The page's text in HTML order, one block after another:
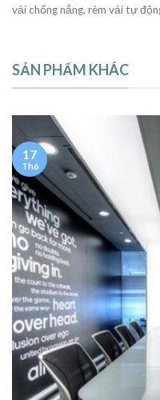
vải chống nắng, rèm vải tự
SẢN PHẨM KHÁC
17
Th6